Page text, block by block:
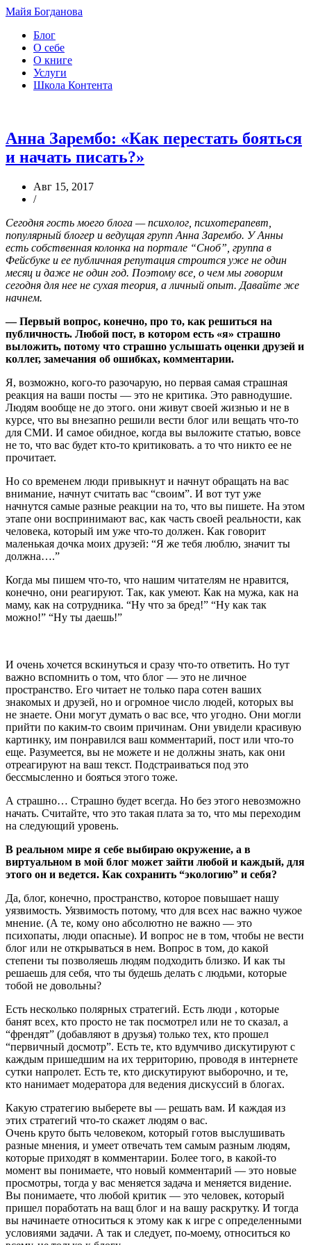
Майя Богданова
Блог
О себе
О книге
Услуги
Школа Контента
Анна Зарембо: «Как перестать бояться
и начать писать?»
Авг 15, 2017
/
Сегодня гость моего блога — психолог, психотерапевт,
популярный блогер и ведущая групп Анна Зарембо. У Анны
есть собственная колонка на портале “Сноб”, группа в
Фейсбуке и ее публичная репутация строится уже не один
месяц и даже не один год. Поэтому все, о чем мы говорим
сегодня для нее не сухая теория, а личный опыт. Давайте же
начнем.
— Первый вопрос, конечно, про то, как решиться на
публичность. Любой пост, в котором есть «я» страшно
выложить, потому что страшно услышать оценки друзей и
коллег, замечания об ошибках, комментарии.
Я, возможно, кого-то разочарую, но первая самая страшная
реакция на ваши посты — это не критика. Это равнодушие.
Людям вообще не до этого. они живут своей жизнью и не в
курсе, что вы внезапно решили вести блог или вещать что-то
для СМИ. И самое обидное, когда вы выложите статью, вовсе
не то, что вас будет кто-то критиковать. а то что никто ее не
прочитает.
Но со временем люди привыкнут и начнут обращать на вас
внимание, начнут считать вас “своим”. И вот тут уже
начнутся самые разные реакции на то, что вы пишете. На этом
этапе они воспринимают вас, как часть своей реальности, как
человека, который им уже что-то должен. Как говорит
маленькая дочка моих друзей: “Я же тебя люблю, значит ты
должна….”
Когда мы пишем что-то, что нашим читателям не нравится,
конечно, они реагируют. Так, как умеют. Как на мужа, как на
маму, как на сотрудника. “Ну что за бред!” “Ну как так
можно!” “Ну ты даешь!”
И очень хочется вскинуться и сразу что-то ответить. Но тут
важно вспомнить о том, что блог — это не личное
пространство. Его читает не только пара сотен ваших
знакомых и друзей, но и огромное число людей, которых вы
не знаете. Они могут думать о вас все, что угодно. Они могли
прийти по каким-то своим причинам. Они увидели красивую
картинку, им понравился ваш комментарий, пост или что-то
еще. Разумеется, вы не можете и не должны знать, как они
отреагируют на ваш текст. Подстраиваться под это
бессмысленно и бояться этого тоже.
А страшно… Страшно будет всегда. Но без этого невозможно
начать. Считайте, что это такая плата за то, что мы переходим
на следующий уровень.
В реальном мире я себе выбираю окружение, а в
виртуальном в мой блог может зайти любой и каждый, для
этого он и ведется. Как сохранить “экологию” и себя?
Да, блог, конечно, пространство, которое повышает нашу
уязвимость. Уязвимость потому, что для всех нас важно чужое
мнение. (А те, кому оно абсолютно не важно — это
психопаты, люди опасные). И вопрос не в том, чтобы не вести
блог или не открываться в нем. Вопрос в том, до какой
степени ты позволяешь людям подходить близко. И как ты
решаешь для себя, что ты будешь делать с людьми, которые
тобой не довольны?
Есть несколько полярных стратегий. Есть люди , которые
банят всех, кто просто не так посмотрел или не то сказал, а
“френдят” (добавляют в друзья) только тех, кто прошел
“первичный досмотр”. Есть те, кто вдумчиво дискутируют с
каждым пришедшим на их территорию, проводя в интернете
сутки напролет. Есть те, кто дискутируют выборочно, и те,
кто нанимает модератора для ведения дискуссий в блогах.
Какую стратегию выберете вы — решать вам. И каждая из
этих стратегий что-то скажет людям о вас.
Очень круто быть человеком, который готов выслушивать
разные мнения, и умеет отвечать тем самым разным людям,
которые приходят в комментарии. Более того, в какой-то
момент вы понимаете, что новый комментарий — это новые
просмотры, тогда у вас меняется задача и меняется видение.
Вы понимаете, что любой критик — это человек, который
пришел поработать на ващ блог и на вашу раскрутку. И тогда
вы начинаете относиться к этому как к игре с определенными
условиями задачи. А так и следует, по-моему, относиться ко